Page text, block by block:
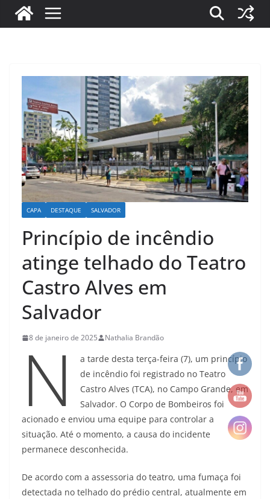
CAPA DESTAQUE SALVADOR
Princípio de incêndio
atinge telhado do Teatro
Castro Alves em
Salvador
8 de janeiro de 2025 Nathalia Brandão
N
a tarde desta terça-feira (7), um princípio
de incêndio foi registrado no Teatro
Castro Alves (TCA), no Campo Grande, em
Salvador. O Corpo de Bombeiros foi
acionado e enviou uma equipe para controlar a
situação. Até o momento, a causa do incidente
permanece desconhecida.
De acordo com a assessoria do teatro, uma fumaça foi
detectada no telhado do prédio central, atualmente em